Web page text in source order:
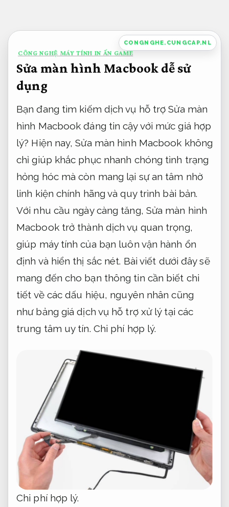
nội
dung
CONGNGHE.CUNGCAP.NL
CÔNG NGHỆ MÁY TÍNH IN ẤN GAME
Sửa màn hình Macbook dễ sử
dụng
Bạn đang tìm kiếm dịch vụ hỗ trợ Sửa màn
hình Macbook đáng tin cậy với mức giá hợp
lý? Hiện nay, Sửa màn hình Macbook không
chỉ giúp khắc phục nhanh chóng tình trạng
hỏng hóc mà còn mang lại sự an tâm nhờ
linh kiện chính hãng và quy trình bài bản.
Với nhu cầu ngày càng tăng, Sửa màn hình
Macbook trở thành dịch vụ quan trọng,
giúp máy tính của bạn luôn vận hành ổn
định và hiển thị sắc nét. Bài viết dưới đây sẽ
mang đến cho bạn thông tin cần biết chi
tiết về các dấu hiệu, nguyên nhân cũng
như bảng giá dịch vụ hỗ trợ xử lý tại các
trung tâm uy tín. Chi phí hợp lý.
Chi phí hợp lý.